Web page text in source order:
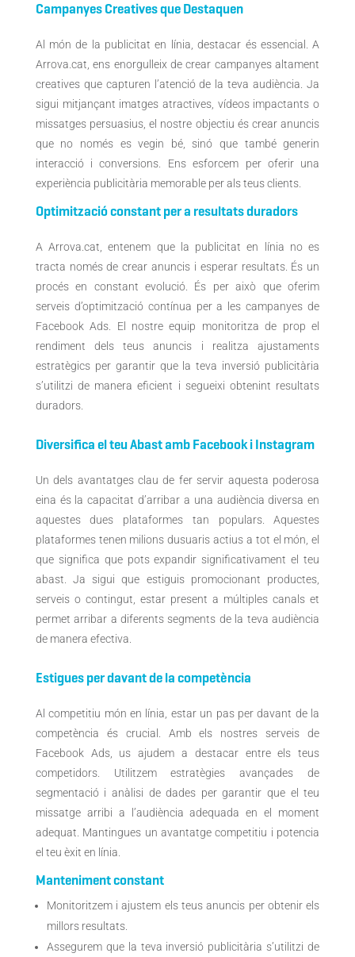
Campanyes Creatives que Destaquen
Al món de la publicitat en línia, destacar és essencial. A
Arrova.cat, ens enorgulleix de crear campanyes altament
creatives que capturen l’atenció de la teva audiència. Ja
sigui mitjançant imatges atractives, vídeos impactants o
missatges persuasius, el nostre objectiu és crear anuncis
que no només es vegin bé, sinó que també generin
interacció i conversions. Ens esforcem per oferir una
experiència publicitària memorable per als teus clients.
Optimització constant per a resultats duradors
A Arrova.cat, entenem que la publicitat en línia no es
tracta només de crear anuncis i esperar resultats. És un
procés en constant evolució. És per això que oferim
serveis d’optimització contínua per a les campanyes de
Facebook Ads. El nostre equip monitoritza de prop el
rendiment dels teus anuncis i realitza ajustaments
estratègics per garantir que la teva inversió publicitària
s’utilitzi de manera eficient i segueixi obtenint resultats
duradors.
Diversifica el teu Abast amb Facebook i Instagram
Un dels avantatges clau de fer servir aquesta poderosa
eina és la capacitat d’arribar a una audiència diversa en
aquestes dues plataformes tan populars. Aquestes
plataformes tenen milions dusuaris actius a tot el món, el
que significa que pots expandir significativament el teu
abast. Ja sigui que estiguis promocionant productes,
serveis o contingut, estar present a múltiples canals et
permet arribar a diferents segments de la teva audiència
de manera efectiva.
Estigues per davant de la competència
Al competitiu món en línia, estar un pas per davant de la
competència és crucial. Amb els nostres serveis de
Facebook Ads, us ajudem a destacar entre els teus
competidors. Utilitzem estratègies avançades de
segmentació i anàlisi de dades per garantir que el teu
missatge arribi a l’audiència adequada en el moment
adequat. Mantingues un avantatge competitiu i potencia
el teu èxit en línia.
Manteniment constant
Monitoritzem i ajustem els teus anuncis per obtenir els
millors resultats.
Assegurem que la teva inversió publicitària s’utilitzi de